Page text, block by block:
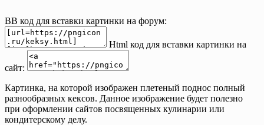
BB код для вставки картинки на форум:
Html код для вставки картинки на
сайт:
Картинка, на которой изображен плетеный поднос полный
разнообразных кексов. Данное изображение будет полезно
при оформлении сайтов посвященных кулинарии или
кондитерскому делу.